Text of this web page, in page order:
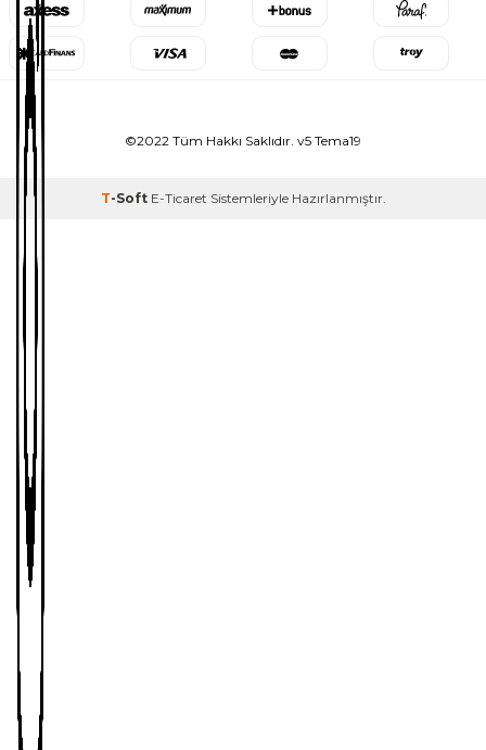
©2022 Tüm Hakkı Saklıdır. v5 Tema19
T-Soft E-Ticaret Sistemleriyle Hazırlanmıştır.